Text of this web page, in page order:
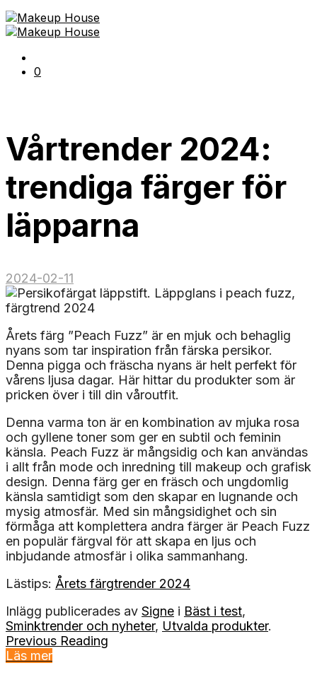
0
Vårtrender 2024:
trendiga färger för
läpparna
2024-02-11
Årets färg ”Peach Fuzz” är en mjuk och behaglig
nyans som tar inspiration från färska persikor.
Denna pigga och fräscha nyans är helt perfekt för
vårens ljusa dagar. Här hittar du produkter som är
pricken över i till din våroutfit.
Denna varma ton är en kombination av mjuka rosa
och gyllene toner som ger en subtil och feminin
känsla. Peach Fuzz är mångsidig och kan användas
i allt från mode och inredning till makeup och grafisk
design. Denna färg ger en fräsch och ungdomlig
känsla samtidigt som den skapar en lugnande och
mysig atmosfär. Med sin mångsidighet och sin
förmåga att komplettera andra färger är Peach Fuzz
en populär färgval för att skapa en ljus och
inbjudande atmosfär i olika sammanhang.
Lästips: Årets färgtrender 2024
Inlägg publicerades av Signe i Bäst i test,
Sminktrender och nyheter, Utvalda produkter.
Previous Reading
Läs mer